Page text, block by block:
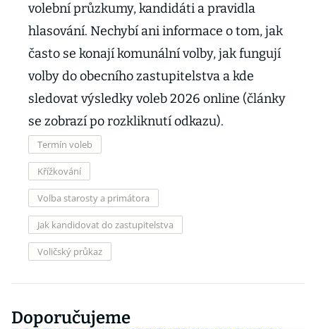
volební průzkumy, kandidáti a pravidla
hlasování. Nechybí ani informace o tom, jak
často se konají komunální volby, jak fungují
volby do obecního zastupitelstva a kde
sledovat výsledky voleb 2026 online (články
se zobrazí po rozkliknutí odkazu).
Termín voleb
Křížkování
Volba starosty a primátora
Jak kandidovat do zastupitelstva
Voličský průkaz
Doporučujeme